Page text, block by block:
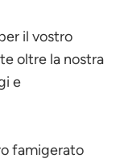
il vostro
oltre la nostra
e
famigerato